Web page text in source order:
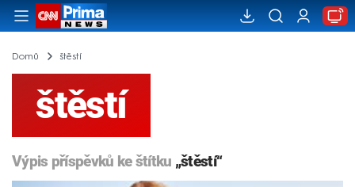
Domů štěstí
štěstí
Výpis příspěvků ke štítku „štěstí“